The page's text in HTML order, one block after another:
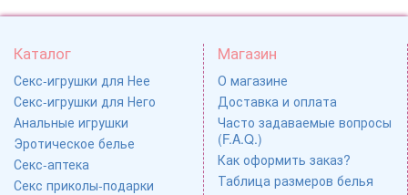
Каталог
Секс-игрушки для Нее
Секс-игрушки для Него
Анальные игрушки
Эротическое белье
Секс-аптека
Секс приколы-подарки
Магазин
О магазине
Доставка и оплата
Часто задаваемые вопросы
(F.A.Q.)
Как оформить заказ?
Таблица размеров белья